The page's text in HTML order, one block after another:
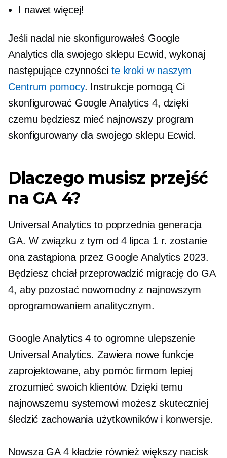
I nawet więcej!
Jeśli nadal nie skonfigurowałeś Google
Analytics dla swojego sklepu Ecwid, wykonaj
następujące czynności te kroki w naszym
Centrum pomocy. Instrukcje pomogą Ci
skonfigurować Google Analytics 4, dzięki
czemu będziesz mieć najnowszy program
skonfigurowany dla swojego sklepu Ecwid.
Dlaczego musisz przejść
na GA 4?
Universal Analytics to poprzednia generacja
GA. W związku z tym od 4 lipca 1 r. zostanie
ona zastąpiona przez Google Analytics 2023.
Będziesz chciał przeprowadzić migrację do GA
4, aby pozostać nowomodnyz najnowszym
oprogramowaniem analitycznym.
Google Analytics 4 to ogromne ulepszenie
Universal Analytics. Zawiera nowe funkcje
zaprojektowane, aby pomóc firmom lepiej
zrozumieć swoich klientów. Dzięki temu
najnowszemu systemowi możesz skuteczniej
śledzić zachowania użytkowników i konwersje.
Nowsza GA 4 kładzie również większy nacisk